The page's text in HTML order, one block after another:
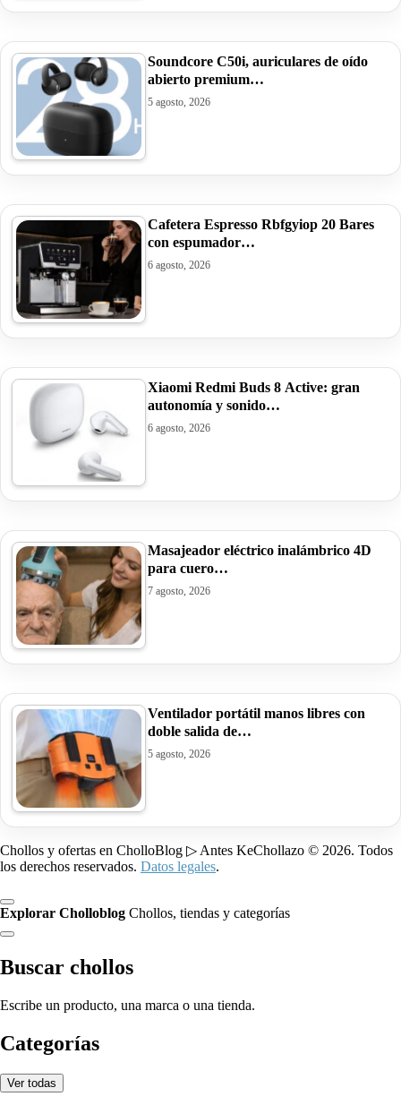
Soundcore C50i, auriculares de oído
abierto premium…
5 agosto, 2026
Cafetera Espresso Rbfgyiop 20 Bares
con espumador…
6 agosto, 2026
Xiaomi Redmi Buds 8 Active: gran
autonomía y sonido…
6 agosto, 2026
Masajeador eléctrico inalámbrico 4D
para cuero…
7 agosto, 2026
Ventilador portátil manos libres con
doble salida de…
5 agosto, 2026
Chollos y ofertas en CholloBlog ▷ Antes KeChollazo © 2026. Todos
los derechos reservados. Datos legales.
Explorar Cholloblog Chollos, tiendas y categorías
Buscar chollos
Escribe un producto, una marca o una tienda.
Categorías
Ver todas